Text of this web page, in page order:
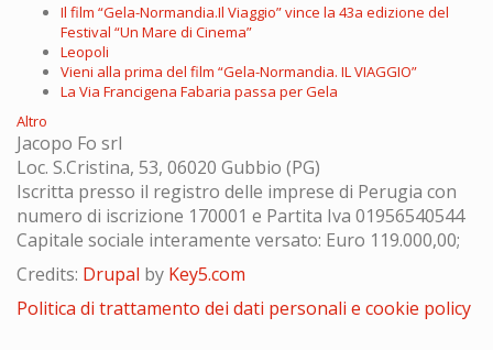
Il film “Gela-Normandia.Il Viaggio” vince la 43a edizione del
Festival “Un Mare di Cinema”
Leopoli
Vieni alla prima del film “Gela-Normandia. IL VIAGGIO”
La Via Francigena Fabaria passa per Gela
Altro
Jacopo Fo srl
Loc. S.Cristina, 53, 06020 Gubbio (PG)
Iscritta presso il registro delle imprese di Perugia con
numero di iscrizione 170001 e Partita Iva 01956540544
Capitale sociale interamente versato: Euro 119.000,00;
Credits: Drupal by Key5.com
Politica di trattamento dei dati personali e cookie policy